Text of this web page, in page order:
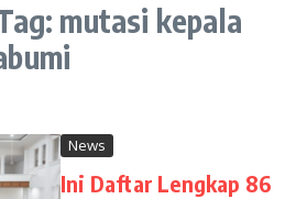
mutasi kepala
News
Ini Daftar Lengkap 86